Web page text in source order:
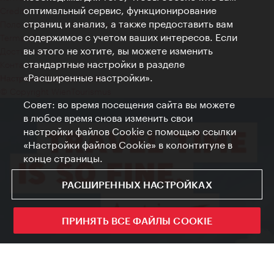
Credits
Положение о конфиденциальности
Terms of Use
Доступность
Контакты для прессы
Настройки файлов Cookie
оптимальный сервис, функционирование
страниц и анализ, а также предоставить вам
содержимое с учетом ваших интересов. Если
вы этого не хотите, вы можете изменить
стандартные настройки в разделе
«Расширенные настройки».
Совет: во время посещения сайта вы можете
в любое время снова изменить свои
настройки файлов Cookie с помощью ссылки
«Настройки файлов Cookie» в колонтитуле в
конце страницы.
РАСШИРЕННЫХ НАСТРОЙКАХ
ПРИНЯТЬ ВСЕ ФАЙЛЫ COOKIE